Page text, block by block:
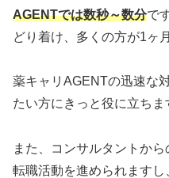
AGENTでは数秒～数分で
どり着け、多くの方が1ヶ
薬キャリAGENTの迅速な
たい方にきっと役に立ちま
また、コンサルタントか
転職活動を進められますし